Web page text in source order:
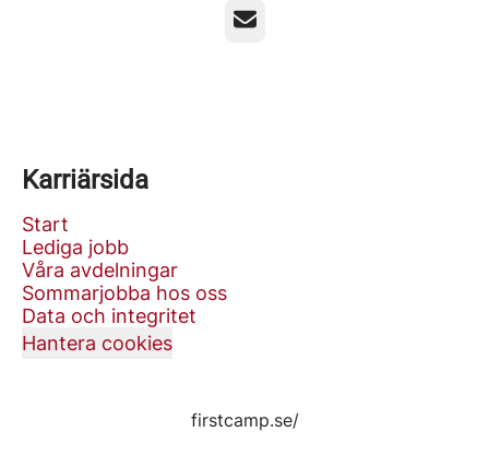
E-post
Karriärsida
Start
Lediga jobb
Våra avdelningar
Sommarjobba hos oss
Data och integritet
Hantera cookies
firstcamp.se/